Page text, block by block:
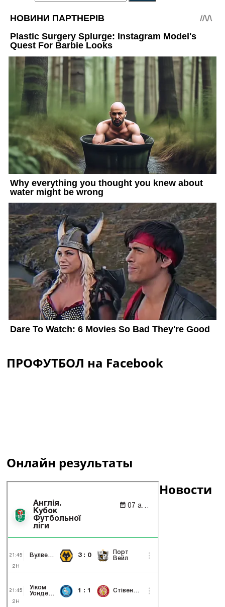
ПРОФУТБОЛ на Facebook
Онлайн результаты
Новости